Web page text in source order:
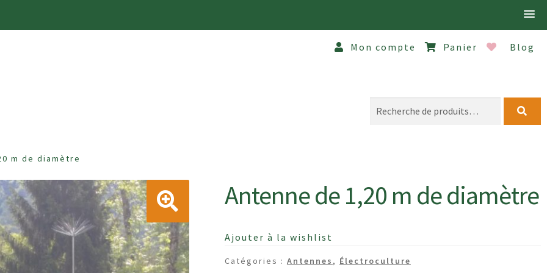
Mon compte Panier Blog
DE VENTE
NOUVEAUTÉ PANIER POLITIQUE DE CONFIDENTIALITÉ SERVICE CLIENT SERVICE D’INSTALLATION
m de diamètre
Antenne de 1,20 m de diamètre
Ajouter à la wishlist
Catégories : Antennes , Électroculture